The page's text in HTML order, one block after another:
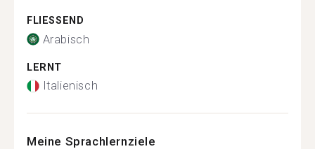
FLIESSEND
Arabisch
LERNT
Italienisch
Meine Sprachlernziele